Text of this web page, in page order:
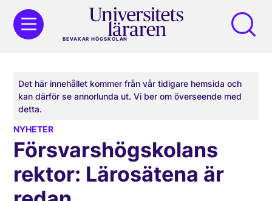
BEVAKAR HÖGSKOLAN
Det här innehållet kommer från vår tidigare hemsida och
kan därför se annorlunda ut. Vi ber om överseende med
detta.
NYHETER
Försvarshögskolans
rektor: Lärosätena är